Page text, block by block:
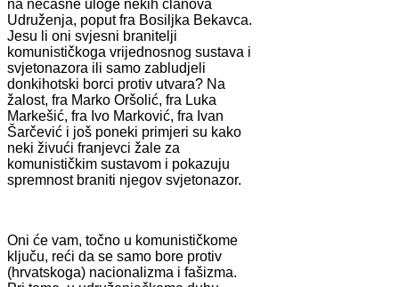
na nečasne uloge nekih članova
Udruženja, poput fra Bosiljka Bekavca.
Jesu li oni svjesni branitelji
komunističkoga vrijednosnog sustava i
svjetonazora ili samo zabludjeli
donkihotski borci protiv utvara? Na
žalost, fra Marko Oršolić, fra Luka
Markešić, fra Ivo Marković, fra Ivan
Šarčević i još poneki primjeri su kako
neki živući franjevci žale za
komunističkim sustavom i pokazuju
spremnost braniti njegov svjetonazor.
Oni će vam, točno u komunističkome
ključu, reći da se samo bore protiv
(hrvatskoga) nacionalizma i fašizma.